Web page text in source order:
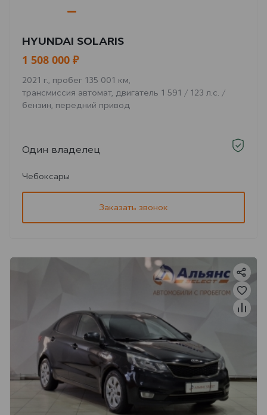
HYUNDAI SOLARIS
1 508 000 ₽
2021 г., пробег 135 001 км,
трансмиссия автомат, двигатель 1 591 / 123 л.с. /
бензин, передний привод
Один владелец
Чебоксары
Заказать звонок